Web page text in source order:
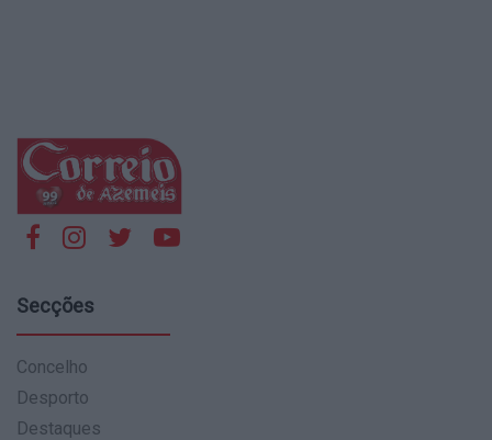
Secções
Concelho
Desporto
Destaques